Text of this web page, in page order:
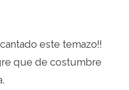
este temazo!!
que de costumbre